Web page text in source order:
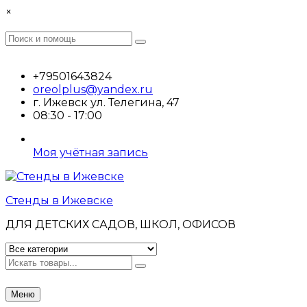
Перейти
содержимому
×
Поиск
:
Поиск
+79501643824
oreolplus@yandex.ru
г. Ижевск ул. Телегина, 47
08:30 - 17:00
Моя учётная запись
Стенды в Ижевске
ДЛЯ ДЕТСКИХ САДОВ, ШКОЛ, ОФИСОВ
Искать
Меню